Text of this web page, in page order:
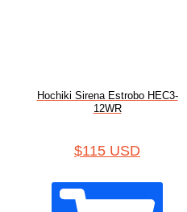
Hochiki Sirena Estrobo HEC3-
12WR
$115 USD